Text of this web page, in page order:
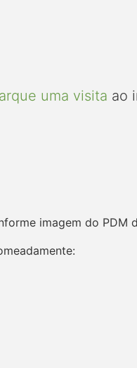
uma visita ao
imagem do PDM